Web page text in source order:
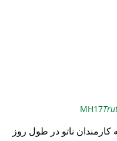
کارمندان ناتو در طول روز